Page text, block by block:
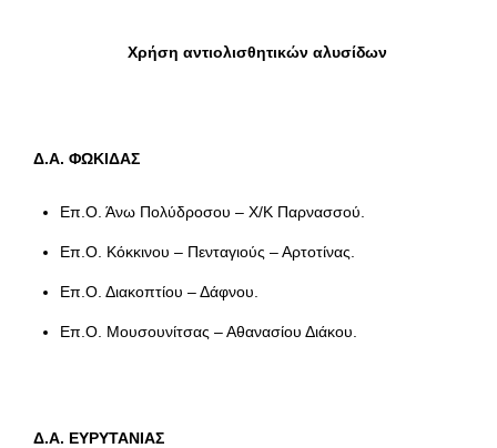
Χρήση αντιολισθητικών αλυσίδων
Δ.Α. ΦΩΚΙΔΑΣ
Επ.Ο. Άνω Πολύδροσου – Χ/Κ Παρνασσού.
Επ.Ο. Κόκκινου – Πενταγιούς – Αρτοτίνας.
Επ.Ο. Διακοπτίου – Δάφνου.
Επ.Ο. Μουσουνίτσας – Αθανασίου Διάκου.
Δ.Α. ΕΥΡΥΤΑΝΙΑΣ